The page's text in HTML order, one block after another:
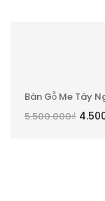
Bàn Gỗ Me Tây
5.500.000₫